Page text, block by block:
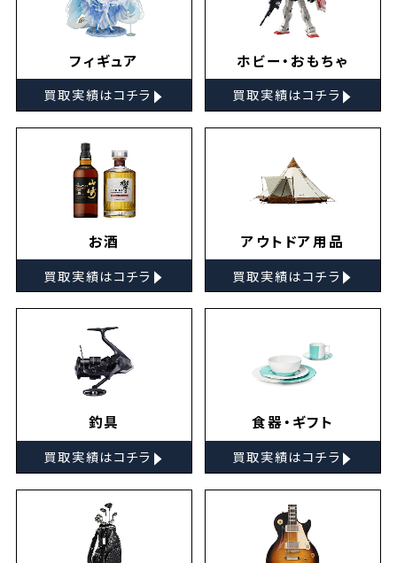
フィギュア
買取実績はコチラ ▸
ホビー・おもちゃ
買取実績はコチラ ▸
お酒
買取実績はコチラ ▸
アウトドア用品
買取実績はコチラ ▸
釣具
買取実績はコチラ ▸
食器・ギフト
買取実績はコチラ ▸